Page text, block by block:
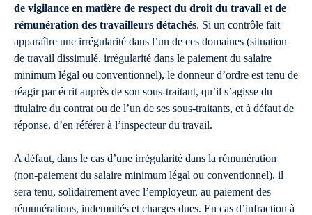
de vigilance en matière de respect du droit du travail et de
rémunération des travailleurs détachés. Si un contrôle fait
apparaître une irrégularité dans l’un de ces domaines (situation
de travail dissimulé, irrégularité dans le paiement du salaire
minimum légal ou conventionnel), le donneur d’ordre est tenu de
réagir par écrit auprès de son sous-traitant, qu’il s’agisse du
titulaire du contrat ou de l’un de ses sous-traitants, et à défaut de
réponse, d’en référer à l’inspecteur du travail.
A défaut, dans le cas d’une irrégularité dans la rémunération
(non-paiement du salaire minimum légal ou conventionnel), il
sera tenu, solidairement avec l’employeur, au paiement des
rémunérations, indemnités et charges dues. En cas d’infraction à